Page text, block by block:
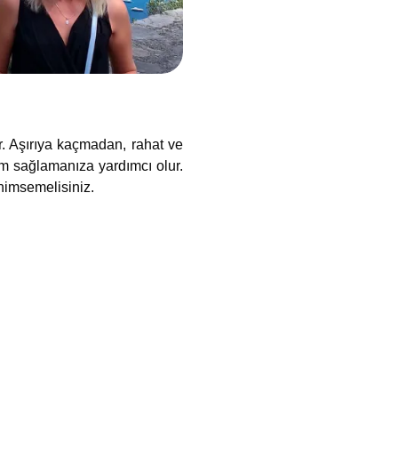
Aşırıya kaçmadan, rahat ve
yardımcı olur.